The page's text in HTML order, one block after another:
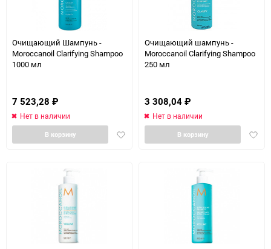
Очищающий Шампунь -
Moroccanoil Clarifying Shampoo
1000 мл
7 523,28 ₽
Нет в наличии
Добавить
В корзину
Очищающий шампунь -
Moroccanoil Clarifying Shampoo
250 мл
3 308,04 ₽
Нет в наличии
В корзину